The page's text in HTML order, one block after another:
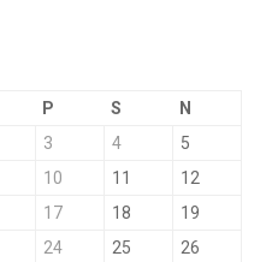
P S N
3 4
5
10 11
12
17 18
19
24 25
26